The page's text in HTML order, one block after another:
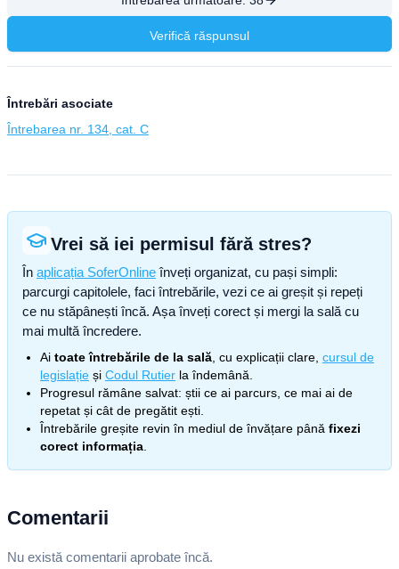
Verifică răspunsul
Întrebări asociate
Întrebarea nr. 134, cat. C
Vrei să iei permisul fără stres?
În aplicația SoferOnline înveți organizat, cu pași simpli:
parcurgi capitolele, faci întrebările, vezi ce ai greșit și repeți
ce nu stăpânești încă. Așa înveți corect și mergi la sală cu
mai multă încredere.
Ai toate întrebările de la sală , cu explicații clare, cursul de
legislație și Codul Rutier la îndemână.
Progresul rămâne salvat: știi ce ai parcurs, ce mai ai de
repetat și cât de pregătit ești.
Întrebările greșite revin în mediul de învățare până fixezi
corect informația
Comentarii
Nu există comentarii aprobate încă.